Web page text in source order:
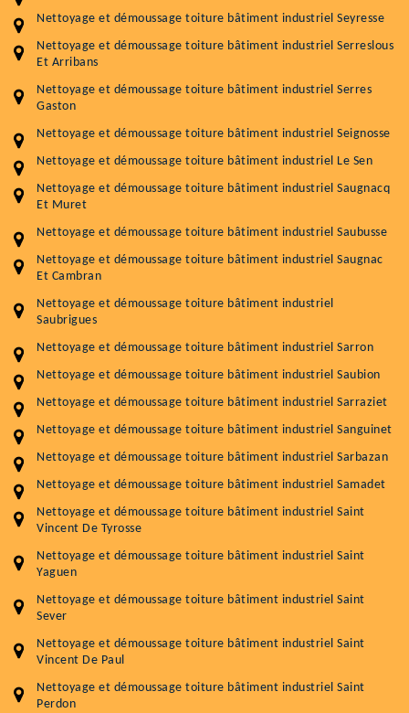
Nettoyage et démoussage toiture bâtiment industriel Seyresse
Nettoyage et démoussage toiture bâtiment industriel Serreslous
Et Arribans
Nettoyage et démoussage toiture bâtiment industriel Serres
Gaston
Nettoyage et démoussage toiture bâtiment industriel Seignosse
Nettoyage et démoussage toiture bâtiment industriel Le Sen
Nettoyage et démoussage toiture bâtiment industriel Saugnacq
Et Muret
Nettoyage et démoussage toiture bâtiment industriel Saubusse
Nettoyage et démoussage toiture bâtiment industriel Saugnac
Et Cambran
Nettoyage et démoussage toiture bâtiment industriel
Saubrigues
Nettoyage et démoussage toiture bâtiment industriel Sarron
Nettoyage et démoussage toiture bâtiment industriel Saubion
Nettoyage et démoussage toiture bâtiment industriel Sarraziet
Nettoyage et démoussage toiture bâtiment industriel Sanguinet
Nettoyage et démoussage toiture bâtiment industriel Sarbazan
Nettoyage et démoussage toiture bâtiment industriel Samadet
Nettoyage et démoussage toiture bâtiment industriel Saint
Vincent De Tyrosse
Nettoyage et démoussage toiture bâtiment industriel Saint
Yaguen
Nettoyage et démoussage toiture bâtiment industriel Saint
Sever
Nettoyage et démoussage toiture bâtiment industriel Saint
Vincent De Paul
Nettoyage et démoussage toiture bâtiment industriel Saint
Perdon